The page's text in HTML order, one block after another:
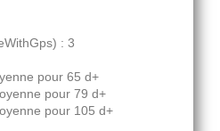
: 3
pour 65 d+
pour 79 d+
pour 105 d+